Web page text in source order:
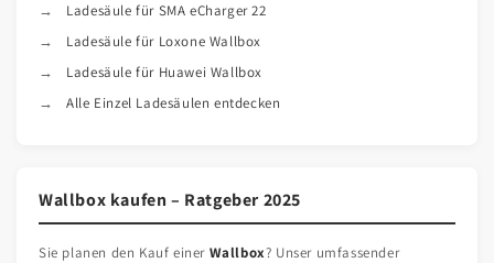
Ladesäule für SMA eCharger 22
Ladesäule für Loxone Wallbox
Ladesäule für Huawei Wallbox
Alle Einzel Ladesäulen entdecken
Wallbox kaufen – Ratgeber 2025
Sie planen den Kauf einer Wallbox? Unser umfassender